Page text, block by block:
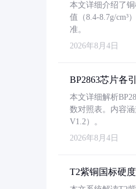
本文详细介绍了
值（8.4-8.7g/cm³
准。
2026年8月4日
BP2863芯片各
本文详细解析
数对照表。内容
V1.2）。
2026年8月4日
T2紫铜国标硬